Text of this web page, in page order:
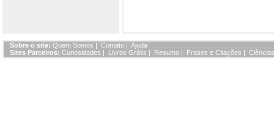
Sobre o site: Quem Somos | Contato | Ajuda
Sites Parceiros: Curiosidades | Livros Grátis | Resumo | Frases e Citações |